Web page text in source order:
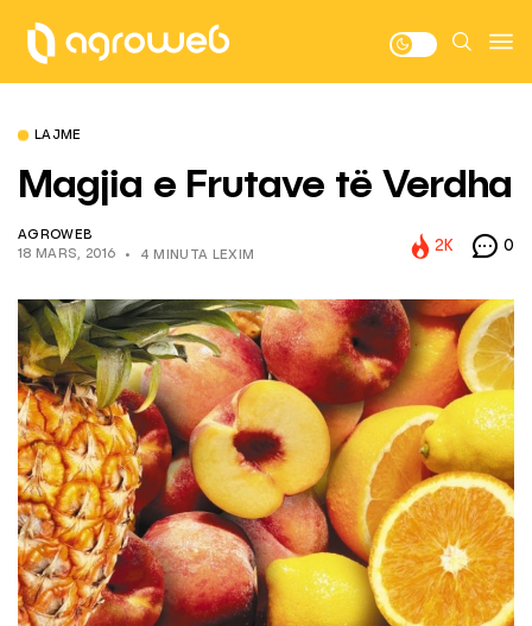
LAJME
Magjia e Frutave të Verdha
AGROWEB
18 MARS, 2016
4 MINUTA LEXIM
2K 0